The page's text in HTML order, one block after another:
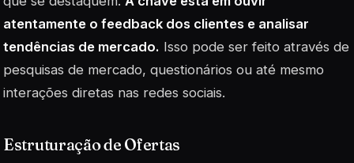
atentamente o feedback dos clientes e analisar
tendências de mercado. Isso pode ser feito através de
pesquisas de mercado, questionários ou até mesmo
interações diretas nas redes sociais.
Estruturação de Ofertas